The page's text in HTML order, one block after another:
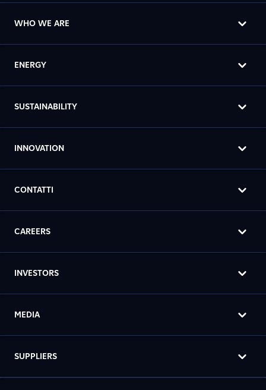
WHO WE ARE
ENERGY
SUSTAINABILITY
INNOVATION
CONTATTI
CAREERS
INVESTORS
MEDIA
SUPPLIERS